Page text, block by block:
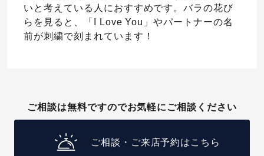
いと考えている人におすすめです。バラの花び
らを見ると、「I Love You」やパートナーの名
前が刺繍で刻まれています！
ご相談は無料ですのでお気軽にご相談ください
ご相談・ご来店予約はこちら